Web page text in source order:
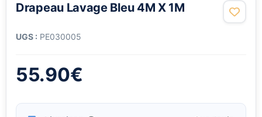
Drapeau Lavage Bleu 4M X 1M
UGS : PE030005
55.90€